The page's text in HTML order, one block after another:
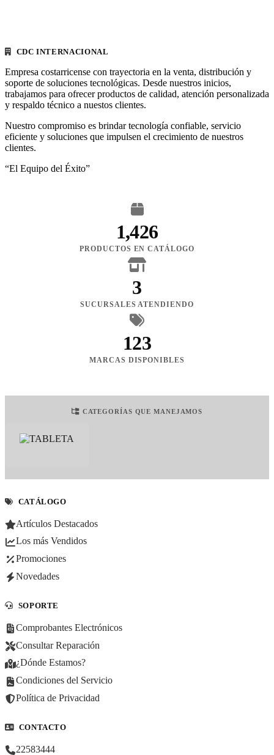
CDC INTERNACIONAL
Empresa costarricense con trayectoria en la venta, distribución y
soporte de soluciones tecnológicas. Desde nuestros inicios,
trabajamos para ofrecer productos de calidad, atención personalizada
y respaldo técnico a nuestos clientes.
Nuestro compromiso es brindar tecnología confiable, servicio
eficiente y soluciones que impulsen el crecimiento de nuestros
clientes.
“El Equipo del Éxito”
1,426
PRODUCTOS EN CATÁLOGO
3
SUCURSALES ATENDIENDO
123
MARCAS DISPONIBLES
CATEGORÍAS QUE MANEJAMOS
CATÁLOGO
Artículos Destacados
Los más Vendidos
Promociones
Novedades
SOPORTE
Comprobantes Electrónicos
Consultar Reparación
¿Dónde Estamos?
Condiciones del Servicio
Política de Privacidad
CONTACTO
22583444